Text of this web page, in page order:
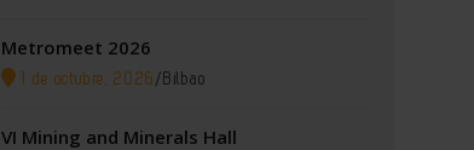
Metromeet 2026
1 de octubre, 2026 / Bilbao
VI Mining and Minerals Hall